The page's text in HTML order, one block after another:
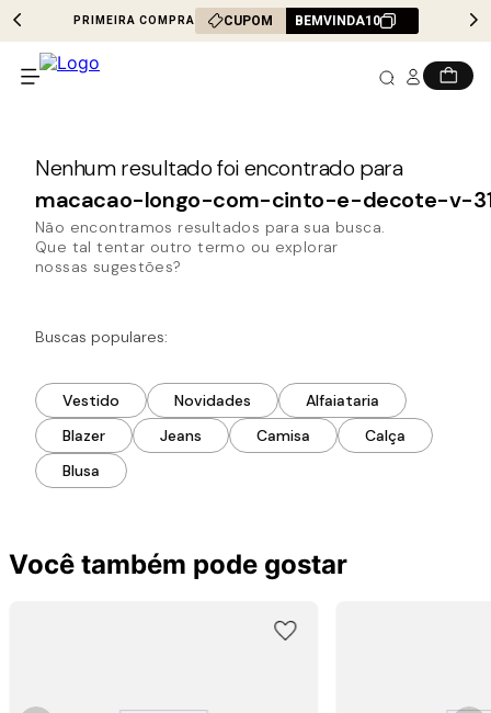
PRIMEIRA COMPRA CUPOM BEMVINDA10
macacao-longo-com-cinto-e-decote-v-
Não encontramos resultados para sua busca.
Que tal tentar outro termo ou explorar
nossas sugestões?
Buscas populares:
Vestido Novidades
Alfaiataria
Blazer
Jeans Camisa
Calça
Blusa
Você também pode gostar